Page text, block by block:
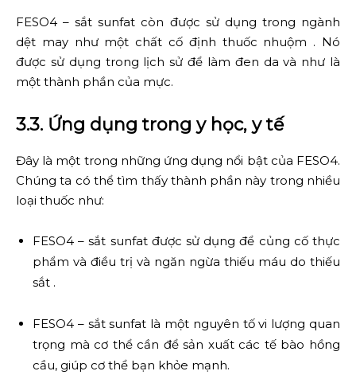
FESO4 – sắt sunfat còn được sử dụng trong ngành
dệt may như một chất cố định thuốc nhuộm . Nó
được sử dụng trong lịch sử để làm đen da và như là
một thành phần của mực.
3.3. Ứng dụng trong y học, y tế
Đây là một trong những ứng dụng nổi bật của FESO4.
Chúng ta có thể tìm thấy thành phần này trong nhiều
loại thuốc như:
FESO4 – sắt sunfat được sử dụng để củng cố thực
phẩm và điều trị và ngăn ngừa thiếu máu do thiếu
sắt .
FESO4 – sắt sunfat là một nguyên tố vi lượng quan
trọng mà cơ thể cần để sản xuất các tế bào hồng
cầu, giúp cơ thể bạn khỏe mạnh.